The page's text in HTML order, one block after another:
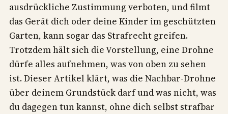
ausdrückliche Zustimmung verboten, und filmt
das Gerät dich oder deine Kinder im geschützten
Garten, kann sogar das Strafrecht greifen.
Trotzdem hält sich die Vorstellung, eine Drohne
dürfe alles aufnehmen, was von oben zu sehen
ist. Dieser Artikel klärt, was die Nachbar-Drohne
über deinem Grundstück darf und was nicht, was
du dagegen tun kannst, ohne dich selbst strafbar